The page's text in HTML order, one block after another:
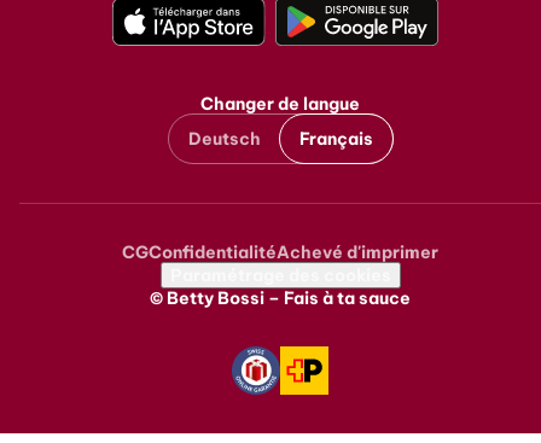
Changer de langue
Deutsch
Français
Metanavigation
CGConfidentialitéAchevé d'imprimer
© Betty Bossi – Fais à ta sauce